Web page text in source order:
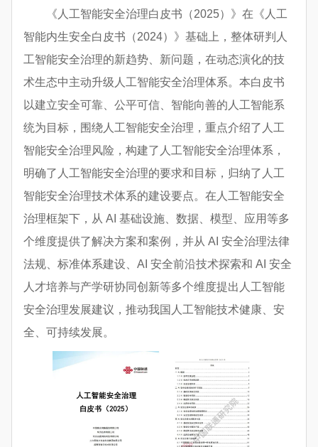
《人工智能安全治理白皮书（2025）》在《人工
智能内生安全白皮书（2024）》基础上，整体研判人
工智能安全治理的新趋势、新问题，在动态演化的技
术生态中主动升级人工智能安全治理体系。本白皮书
以建立安全可靠、公平可信、智能向善的人工智能系
统为目标，围绕人工智能安全治理，重点介绍了人工
智能安全治理风险，构建了人工智能安全治理体系，
明确了人工智能安全治理的要求和目标，归纳了人工
智能安全治理技术体系的建设要点。在人工智能安全
治理框架下，从 AI 基础设施、数据、模型、应用等多
个维度提供了解决方案和案例，并从 AI 安全治理法律
法规、标准体系建设、AI 安全前沿技术探索和 AI 安全
人才培养与产学研协同创新等多个维度提出人工智能
安全治理发展建议，推动我国人工智能技术健康、安
全、可持续发展。